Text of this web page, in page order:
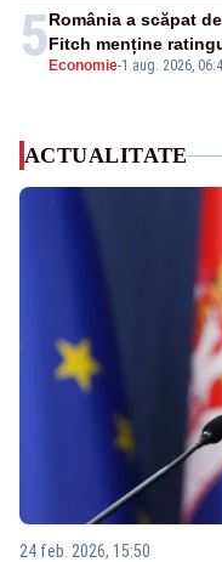
5 Economie-1 aug. 2026,
România a scăpat
Fitch menține
ACTUALITATE
24 feb. 2026, 15:50